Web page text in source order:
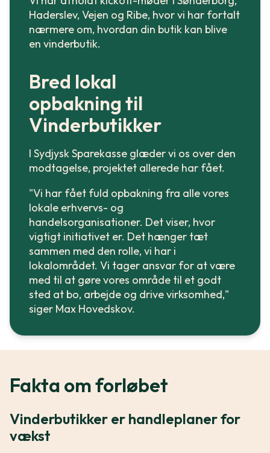
Haderslev, Vejen og Ribe, hvor vi har fortalt
nærmere om, hvordan din butik kan blive
en vinderbutik.
Bred lokal
opbakning til
Vinderbutikker
I Sydjysk Sparekasse glæder vi os over den
modtagelse, projektet allerede har fået.
"Vi har fået fuld opbakning fra alle vores
lokale erhvervs- og
handelsorganisationer. Det viser, hvor
vigtigt initiativet er. Det hænger tæt
sammen med den rolle, vi har i
lokalområdet. Vi tager ansvar for at være
med til at gøre vores område til et godt
sted at bo, arbejde og drive virksomhed,"
siger Max Hovedskov.
Fakta om forløbet
Vinderbutikker er handleplaner for
vækst